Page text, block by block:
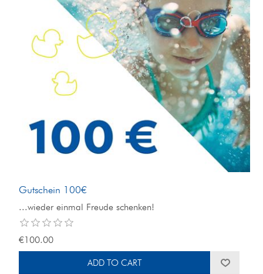
Gutschein 100€
...wieder einmal Freude schenken!
€100.00